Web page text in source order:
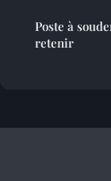
Poste à
retenir